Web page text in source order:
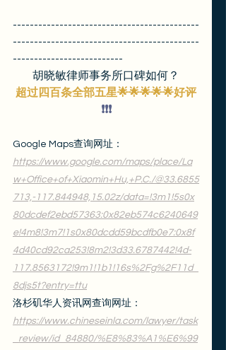
--------------------------------------------
--------------------------------------------
--------------------------
胡晓敏律师事务所口碑如何？
超过四百条全部五星🌟🌟🌟🌟🌟好评
❗️❗️❗️
Google Maps查询网址：
https://www.google.com/maps/place/La
w+Office+of+Xiaomin+Hu,+P.C./@33.6855
713,-117.844948,15.02z/data=!3m1!5s0x
80dcdef2ebd57363:0x82eb574c6240649
e!4m8!3m7!1s0x80dcdd59bcdfb0e7:0x8f
4d40cd92ca253!8m2!3d33.6787442!4d-
117.8563172!9m1!1b1!16s%2Fg%2F11d_
8djs5t?entry=ttu
洛杉矶华人资讯网查询网址：
https://www.chineseinla.com/lawyer/task
_review/id_84880/%E8%83%A1%E6%99